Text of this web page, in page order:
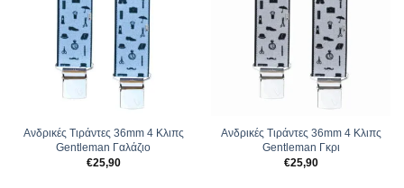
Ανδρικές Tιράντες 36mm 4 Κλιπς
Gentleman Γαλάζιο
€25,90
Ανδρικές Tιράντες 36mm 4 Κλιπς
Gentleman Γκρι
€25,90